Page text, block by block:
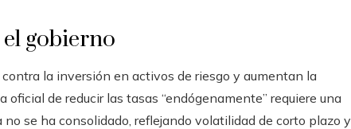
gobierno
la inversión en activos de riesgo y aumentan la
de reducir las tasas “endógenamente” requiere una
se ha consolidado, reflejando volatilidad de corto plazo y